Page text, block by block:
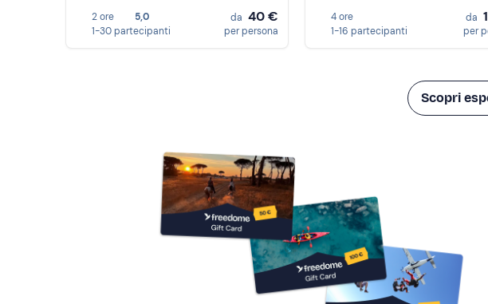
2 ore
5,0
1-30 partecipanti
da 40 €
per persona
4 ore
1-16 partecipanti
da
per
Scopri